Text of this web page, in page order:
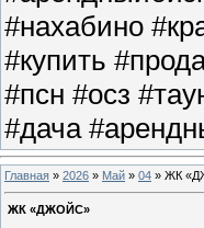
#нахабино
#купить
#псн #осз
#дача
Главная » 2026 » Май » 04 » ЖК
ЖК «ДЖОЙС»